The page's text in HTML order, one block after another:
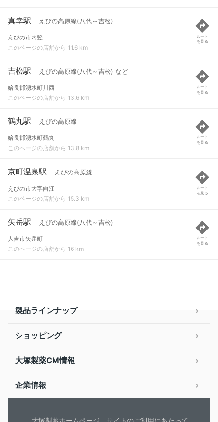
真幸駅 えびの高原線(八代～吉松)
えびの市内竪
このページの店舗から 11.6 km
ルート
を見る
吉松駅 えびの高原線(八代～吉松) など
姶良郡湧水町川西
このページの店舗から 13.6 km
ルート
を見る
鶴丸駅 えびの高原線
姶良郡湧水町鶴丸
このページの店舗から 13.8 km
ルート
を見る
京町温泉駅 えびの高原線
えびの市大字向江
このページの店舗から 15.3 km
ルート
を見る
矢岳駅 えびの高原線(八代～吉松)
人吉市矢岳町
このページの店舗から 16 km
ルート
を見る
製品ラインナップ
ショッピング
大塚製薬CM情報
企業情報